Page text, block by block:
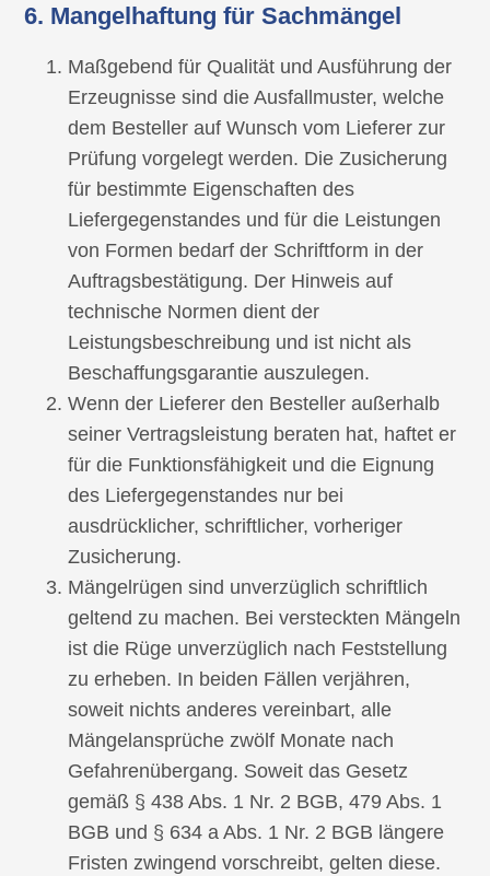
6. Mangelhaftung für Sachmängel
Maßgebend für Qualität und Ausführung der
Erzeugnisse sind die Ausfallmuster, welche
dem Besteller auf Wunsch vom Lieferer zur
Prüfung vorgelegt werden. Die Zusicherung
für bestimmte Eigenschaften des
Liefergegenstandes und für die Leistungen
von Formen bedarf der Schriftform in der
Auftragsbestätigung. Der Hinweis auf
technische Normen dient der
Leistungsbeschreibung und ist nicht als
Beschaffungsgarantie auszulegen.
Wenn der Lieferer den Besteller außerhalb
seiner Vertragsleistung beraten hat, haftet er
für die Funktionsfähigkeit und die Eignung
des Liefergegenstandes nur bei
ausdrücklicher, schriftlicher, vorheriger
Zusicherung.
Mängelrügen sind unverzüglich schriftlich
geltend zu machen. Bei versteckten Mängeln
ist die Rüge unverzüglich nach Feststellung
zu erheben. In beiden Fällen verjähren,
soweit nichts anderes vereinbart, alle
Mängelansprüche zwölf Monate nach
Gefahrenübergang. Soweit das Gesetz
gemäß § 438 Abs. 1 Nr. 2 BGB, 479 Abs. 1
BGB und § 634 a Abs. 1 Nr. 2 BGB längere
Fristen zwingend vorschreibt, gelten diese.